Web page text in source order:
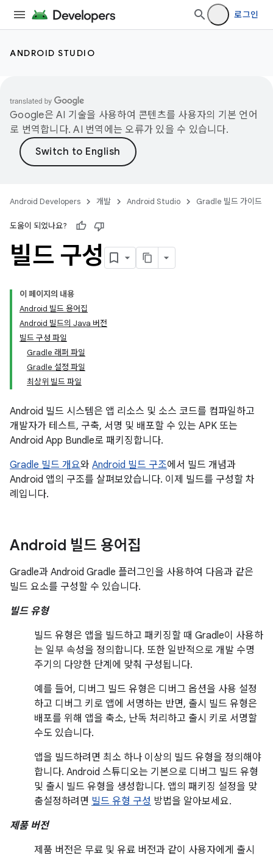
로그인
ANDROID STUDIO
Google은 AI 기술을 사용하여 콘텐츠를 사용자의 기본 언어
로 번역합니다. AI 번역에는 오류가 있을 수 있습니다.
Android Developers 개발 Android Studio Gradle 빌드 가이드
도움이 되었나요?
빌드 구성
이 페이지의 내용
Android 빌드 용어집
Android 빌드의 Java 버전
빌드 구성 파일
Gradle 래퍼 파일
Gradle 설정 파일
최상위 빌드 파일
Android 빌드 시스템은 앱 리소스 및 소스 코드를 컴파일하고
개발자가 테스트, 구축, 서명 및 배포할 수 있는 APK 또는
Android App Bundle로 패키징합니다.
Gradle 빌드 개요와 Android 빌드 구조에서 빌드 개념과
Android 앱의 구조를 살펴보았습니다. 이제 빌드를 구성할 차
례입니다.
Android 빌드 용어집
Gradle과 Android Gradle 플러그인을 사용하여 다음과 같은
빌드 요소를 구성할 수 있습니다.
빌드 유형
빌드 유형은 앱을 빌드하고 패키징할 때 Gradle이 사용하
는 일부 속성을 정의합니다. 또한 일반적으로 개발 수명
주기의 다양한 단계에 맞춰 구성됩니다.
예를 들어, 디버그 빌드 유형은 디버그 옵션을 사용 설정
하고 디버그 키로 앱에 서명하는 반면, 출시 빌드 유형은
배포를 위해 앱을 축소, 난독 처리하고 출시 키로 서명할
수도 있습니다.
앱을 빌드하려면 최소 하나 이상의 빌드 유형을 정의해야
합니다. Android 스튜디오는 기본으로 디버그 빌드 유형
및 출시 빌드 유형을 생성합니다. 앱의 패키징 설정을 맞
춤설정하려면 빌드 유형 구성 방법을 알아보세요.
제품 버전
제품 버전은 무료 및 유료 버전과 같이 사용자에게 출시